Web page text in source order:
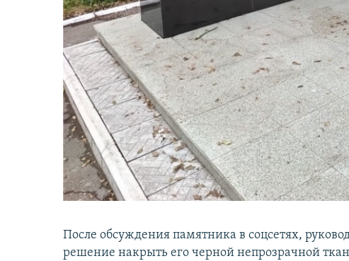
После обсуждения памятника в соцсетях,
решение накрыть его черной непрозрачной